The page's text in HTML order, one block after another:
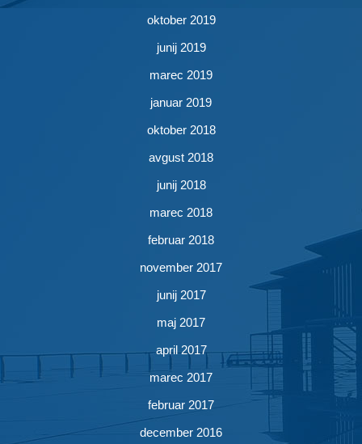
oktober 2019
junij 2019
marec 2019
januar 2019
oktober 2018
avgust 2018
junij 2018
marec 2018
februar 2018
november 2017
junij 2017
maj 2017
april 2017
marec 2017
februar 2017
december 2016